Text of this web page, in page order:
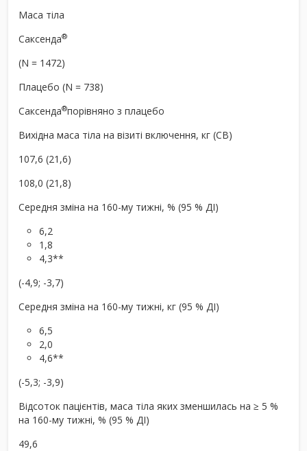
Маса тіла
Саксенда®
(N = 1472)
Плацебо (N = 738)
Саксенда®порівняно з плацебо
Вихідна маса тіла на візиті включення, кг (СВ)
107,6 (21,6)
108,0 (21,8)
Середня зміна на 160-му тижні, % (95 % ДІ)
6,2
1,8
4,3**
(-4,9; -3,7)
Середня зміна на 160-му тижні, кг (95 % ДІ)
6,5
2,0
4,6**
(-5,3; -3,9)
Відсоток пацієнтів, маса тіла яких зменшилась на ≥ 5 %
на 160-му тижні, % (95 % ДІ)
49,6